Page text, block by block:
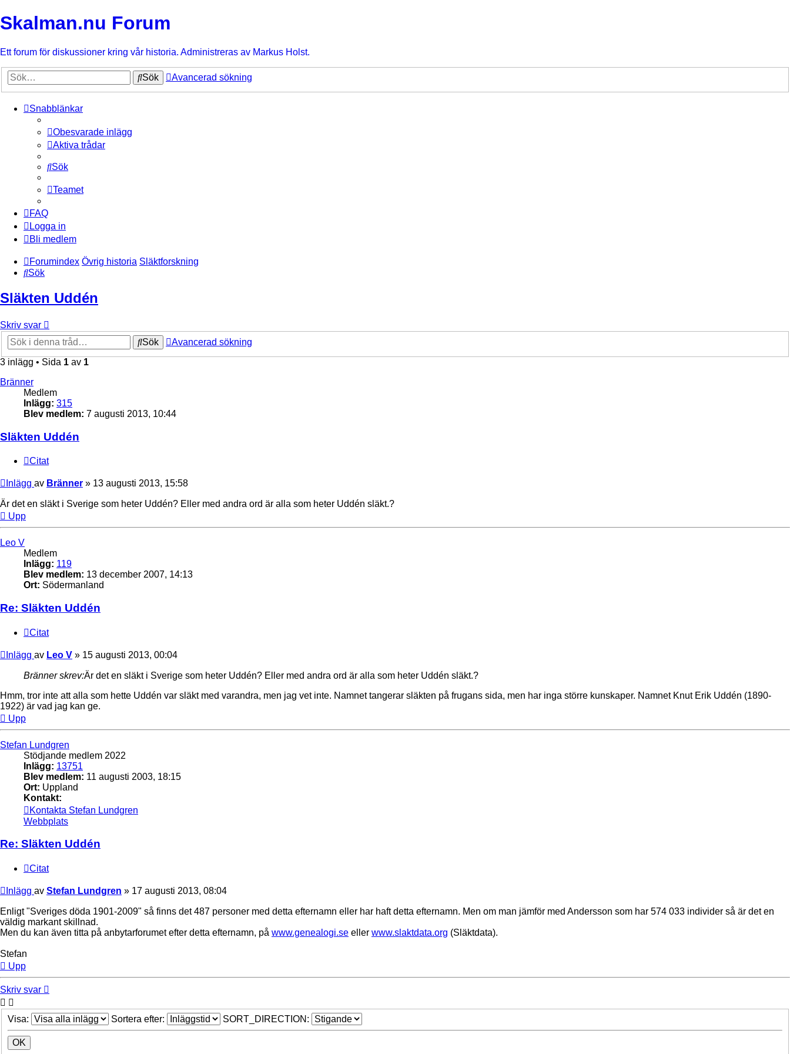
Skalman.nu Forum
Ett forum för diskussioner kring vår historia. Administreras av Markus Holst.
Sök Avancerad sökning
Snabblänkar
Obesvarade inlägg
Aktiva trådar
Sök
Teamet
FAQ
Logga in
Bli medlem
Forumindex Övrig historia Släktforskning
Sök
Släkten Uddén
Skriv svar
Sök
Avancerad sökning
3 inlägg • Sida 1 av 1
Bränner
Medlem
Inlägg: 315
Blev medlem: 7 augusti 2013, 10:44
Släkten Uddén
Citat
Inlägg av Bränner » 13 augusti 2013, 15:58
Är det en släkt i Sverige som heter Uddén? Eller med andra ord är alla som heter Uddén släkt.?
Upp
Leo V
Medlem
Inlägg: 119
Blev medlem: 13 december 2007, 14:13
Ort: Södermanland
Re: Släkten Uddén
Citat
Inlägg av Leo V » 15 augusti 2013, 00:04
Bränner skrev:Är det en släkt i Sverige som heter Uddén? Eller med andra ord är alla som heter Uddén släkt.?
Hmm, tror inte att alla som hette Uddén var släkt med varandra, men jag vet inte. Namnet tangerar släkten på frugans sida, men har inga större kunskaper. Namnet Knut Erik Uddén (1890-
1922) är vad jag kan ge.
Upp
Stefan Lundgren
Stödjande medlem 2022
Inlägg: 13751
Blev medlem: 11 augusti 2003, 18:15
Ort: Uppland
Kontakt:
Kontakta Stefan Lundgren
Webbplats
Re: Släkten Uddén
Citat
Inlägg av Stefan Lundgren » 17 augusti 2013, 08:04
Enligt "Sveriges döda 1901-2009" så finns det 487 personer med detta efternamn eller har haft detta efternamn. Men om man jämför med Andersson som har 574 033 individer så är det en
väldig markant skillnad.
Men du kan även titta på anbytarforumet efter detta efternamn, på www.genealogi.se eller www.slaktdata.org (Släktdata).
Stefan
Upp
Skriv svar
Visa: Sortera efter: SORT_DIRECTION: